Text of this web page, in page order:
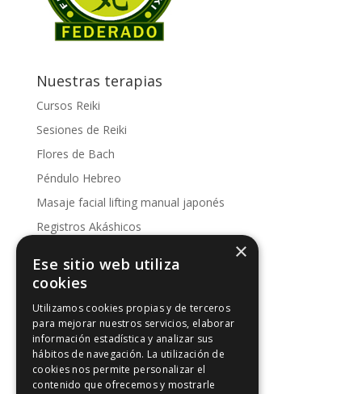
Nuestras terapias
Cursos Reiki
Sesiones de Reiki
Flores de Bach
Péndulo Hebreo
Masaje facial lifting manual japonés
Registros Akáshicos
Kinesología
Artículos de interés
Artículos de interés
Intuición y Reiki
Los 5 principios Reiki
×
Ese sitio web utiliza
cookies
Utilizamos cookies propias y de terceros
para mejorar nuestros servicios, elaborar
información estadística y analizar sus
hábitos de navegación. La utilización de
cookies nos permite personalizar el
contenido que ofrecemos y mostrarle